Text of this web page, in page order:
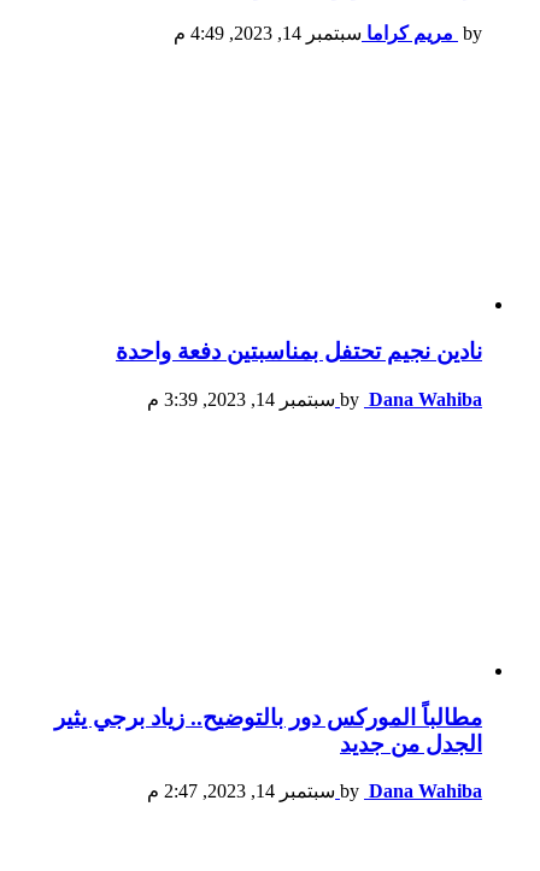
by مريم كراما سبتمبر 14, 2023, 4:49 م
نادين نجيم تحتفل بمناسبتين دفعة واحدة
by Dana Wahiba سبتمبر 14, 2023, 3:39 م
مطالباً الموركس دور بالتوضيح.. زياد برجي يثير
الجدل من جديد
by Dana Wahiba سبتمبر 14, 2023, 2:47 م